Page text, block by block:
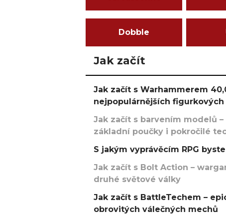
Dobble
Jak začít
Jak začít s Warhammerem
nejpopulárnějších figurkových
Jak začít s barvením modelů
základní poučky i pokročilé
S jakým vyprávěcím RPG
Jak začít s Bolt Action –
druhé světové války
Jak začít s BattleTechem –
obrovitých válečných mechů